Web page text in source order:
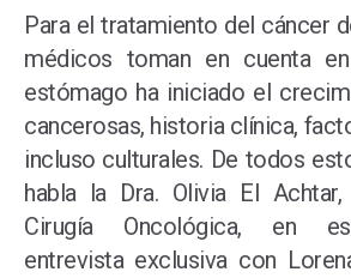
Para el tratamiento del cáncer
médicos toman en cuenta
estómago ha iniciado el
cancerosas, historia clínica,
incluso culturales. De todos
habla la Dra. Olivia El
Cirugía Oncológica, en
entrevista exclusiva con